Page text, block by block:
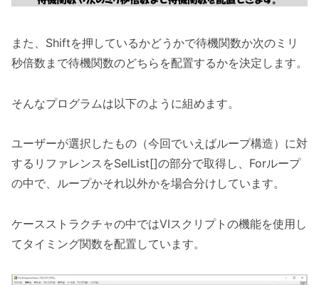
また、Shiftを押しているかどうかで待機関数か次のミリ
秒倍数まで待機関数のどちらを配置するかを決定します。
そんなプログラムは以下のように組めます。
ユーザーが選択したもの（今回でいえばループ構造）に対
するリファレンスをSelList[]の部分で取得し、Forループ
の中で、ループかそれ以外かを場合分けしています。
ケースストラクチャの中ではVIスクリプトの機能を使用し
てタイミング関数を配置しています。